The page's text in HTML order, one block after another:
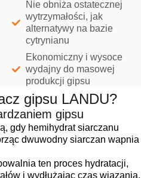
Nie obniża ostatecznej
wytrzymałości, jak
alternatywy na bazie
cytrynianu
Ekonomiczny i wysoce
wydajny do masowej
produkcji gipsu
gipsu LANDU?
gipsu
gdy hemihydrat siarczanu
dwuwodny siarczan wapnia
ten proces hydratacji,
i wydłużając czas wiązania.